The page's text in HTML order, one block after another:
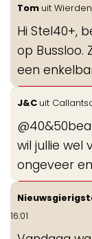
Tom uit Wierden
Hi Stel40+,
op Bussloo.
een
J&C uit
wil jullie wel
ongeveer
16:01